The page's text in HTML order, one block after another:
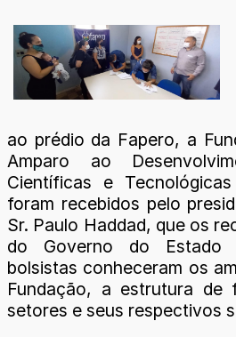
ao prédio da Fapero, a
Amparo ao
Científicas e
foram recebidos pelo
Sr. Paulo Haddad, que os
do Governo do Estado
bolsistas conheceram os
Fundação, a estrutura de
setores e seus respectivos